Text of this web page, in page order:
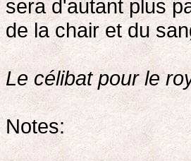
sera d'autant plus
de la chair et du
Le célibat pour le
Notes: